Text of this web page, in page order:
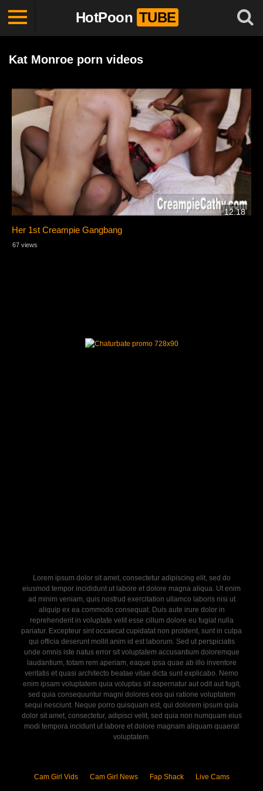
HotPoon TUBE
Kat Monroe porn videos
12:18
Her 1st Creampie Gangbang
67 views
Lorem ipsum dolor sit amet, consectetur adipiscing elit, sed do
eiusmod tempor incididunt ut labore et dolore magna aliqua. Ut enim
ad minim veniam, quis nostrud exercitation ullamco laboris nisi ut
aliquip ex ea commodo consequat. Duis aute irure dolor in
reprehenderit in voluptate velit esse cillum dolore eu fugiat nulla
pariatur. Excepteur sint occaecat cupidatat non proident, sunt in culpa
qui officia deserunt mollit anim id est laborum. Sed ut perspiciatis
unde omnis iste natus error sit voluptatem accusantium doloremque
laudantium, totam rem aperiam, eaque ipsa quae ab illo inventore
veritatis et quasi architecto beatae vitae dicta sunt explicabo. Nemo
enim ipsam voluptatem quia voluptas sit aspernatur aut odit aut fugit,
sed quia consequuntur magni dolores eos qui ratione voluptatem
sequi nesciunt. Neque porro quisquam est, qui dolorem ipsum quia
dolor sit amet, consectetur, adipisci velit, sed quia non numquam eius
modi tempora incidunt ut labore et dolore magnam aliquam quaerat
voluptatem.
Cam Girl Vids Cam Girl News Fap Shack Live Cams